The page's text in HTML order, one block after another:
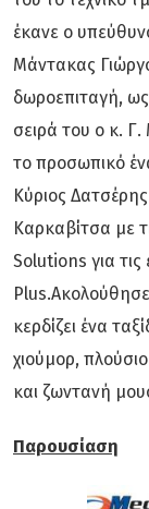
έκανε ο
Μάντακας
δωροεπιταγή,
σειρά του ο κ.
το προσωπικό
Κύριος
Καρκαβίτσα με
Solutions για τις
κερδίζει ένα
χιούμορ,
και ζωντανή
Παρουσίαση